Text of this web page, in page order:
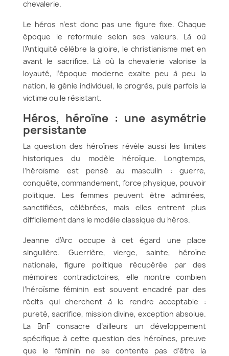
chevalerie.
Le héros n’est donc pas une figure fixe. Chaque
époque le reformule selon ses valeurs. Là où
l’Antiquité célèbre la gloire, le christianisme met en
avant le sacrifice. Là où la chevalerie valorise la
loyauté, l’époque moderne exalte peu à peu la
nation, le génie individuel, le progrès, puis parfois la
victime ou le résistant.
Héros, héroïne : une asymétrie
persistante
La question des héroïnes révèle aussi les limites
historiques du modèle héroïque. Longtemps,
l’héroïsme est pensé au masculin : guerre,
conquête, commandement, force physique, pouvoir
politique. Les femmes peuvent être admirées,
sanctifiées, célébrées, mais elles entrent plus
difficilement dans le modèle classique du héros.
Jeanne d’Arc occupe à cet égard une place
singulière. Guerrière, vierge, sainte, héroïne
nationale, figure politique récupérée par des
mémoires contradictoires, elle montre combien
l’héroïsme féminin est souvent encadré par des
récits qui cherchent à le rendre acceptable :
pureté, sacrifice, mission divine, exception absolue.
La BnF consacre d’ailleurs un développement
spécifique à cette question des héroïnes, preuve
que le féminin ne se contente pas d’être la